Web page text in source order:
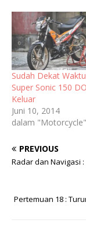
Sudah Dekat
Super Sonic 150
Keluar
Juni 10, 2014
dalam "Motorcycle"
PREVIOUS
Radar dan Navigasi
Pertemuan 18 :